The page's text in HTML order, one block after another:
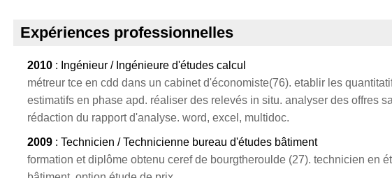
Expériences professionnelles
2010 : Ingénieur / Ingénieure d'études calcul
métreur tce en cdd dans un cabinet d'économiste(76). etablir les
estimatifs en phase apd. réaliser des relevés in situ. analyser des offres
rédaction du rapport d'analyse. word, excel, multidoc.
2009 : Technicien / Technicienne bureau d'études bâtiment
formation et diplôme obtenu ceref de bourgtheroulde (27). technicien en